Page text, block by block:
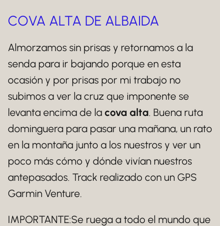
COVA ALTA DE ALBAIDA
Almorzamos sin prisas y retornamos a la
senda para ir bajando porque en esta
ocasión y por prisas por mi trabajo no
subimos a ver la cruz que imponente se
levanta encima de la cova alta. Buena ruta
dominguera para pasar una mañana, un rato
en la montaña junto a los nuestros y ver un
poco más cómo y dónde vivían nuestros
antepasados. Track realizado con un GPS
Garmin Venture.
IMPORTANTE:Se ruega a todo el mundo que